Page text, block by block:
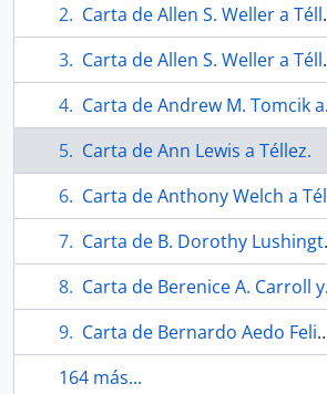
Carta de Allen S. Weller a Téllez.
Carta de Allen S. Weller a Téllez.
Carta de Andrew M. Tomcik a Téllez.
Carta de Ann Lewis a Téllez.
Carta de Anthony Welch a Téllez.
Carta de B. Dorothy Lushington a Téllez.
Carta de Berenice A. Carroll y John S. Werry.
Carta de Bernardo Aedo Feliu a Téllez.
164 más...